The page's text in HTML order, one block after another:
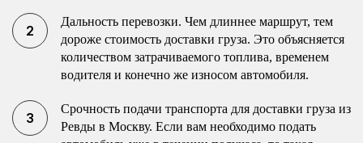
Дальность перевозки. Чем длиннее маршрут, тем
дороже стоимость доставки груза. Это объясняется
количеством затрачиваемого топлива, временем
водителя и конечно же износом автомобиля.
Срочность подачи транспорта для доставки груза из
Ревды в Москву. Если вам необходимо подать